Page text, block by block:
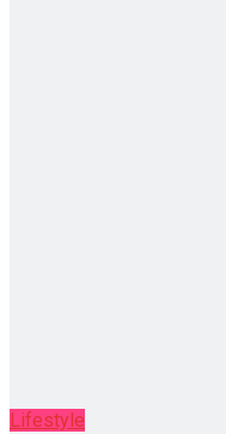
Lifestyle